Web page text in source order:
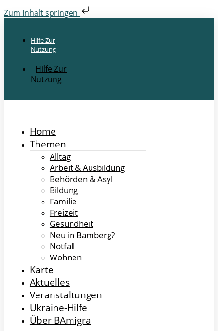
Zum Inhalt springen
Hilfe Zur
Nutzung
Hilfe Zur
Nutzung
Home
Themen
Alltag
Arbeit & Ausbildung
Behörden & Asyl
Bildung
Familie
Freizeit
Gesundheit
Neu in Bamberg?
Notfall
Wohnen
Karte
Aktuelles
Veranstaltungen
Ukraine-Hilfe
Über BAmigra